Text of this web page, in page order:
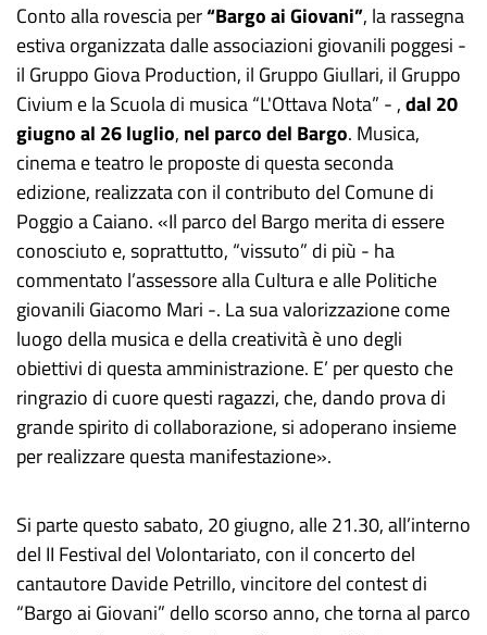
Conto alla rovescia per“Bargo ai Giovani”, la rassegna
estiva organizzata dalle associazioni giovanili poggesi -
il Gruppo Giova Production, il Gruppo Giullari, il Gruppo
Civium e la Scuola di musica “L'Ottava Nota” - ,dal 20
giugno al 26 luglio, nel parco del Bargo. Musica,
cinema e teatro le proposte di questa seconda
edizione, realizzata con il contributo del Comune di
Poggio a Caiano. «Il parco del Bargo merita di essere
conosciuto e, soprattutto, “vissuto” di più - ha
commentato l’assessore alla Cultura e alle Politiche
giovanili Giacomo Mari -. La sua valorizzazione come
luogo della musica e della creatività è uno degli
obiettivi di questa amministrazione. E’ per questo che
ringrazio di cuore questi ragazzi, che, dando prova di
grande spirito di collaborazione, si adoperano insieme
per realizzare questa manifestazione».
Si parte questo sabato, 20 giugno, alle 21.30, all’interno
del II Festival del Volontariato, con il concerto del
cantautore Davide Petrillo, vincitore del contest di
“Bargo ai Giovani” dello scorso anno, che torna al parco